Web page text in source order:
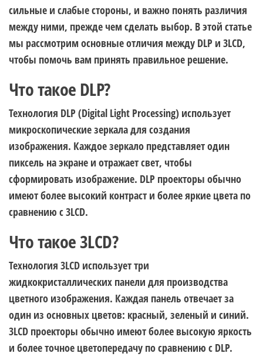
сильные и слабые стороны, и важно понять различия
между ними, прежде чем сделать выбор. В этой статье
мы рассмотрим основные отличия между DLP и 3LCD,
чтобы помочь вам принять правильное решение.
Что такое DLP?
Технология DLP (Digital Light Processing) использует
микроскопические зеркала для создания
изображения. Каждое зеркало представляет один
пиксель на экране и отражает свет, чтобы
сформировать изображение. DLP проекторы обычно
имеют более высокий контраст и более яркие цвета по
сравнению с 3LCD.
Что такое 3LCD?
Технология 3LCD использует три
жидкокристаллических панели для производства
цветного изображения. Каждая панель отвечает за
один из основных цветов: красный, зеленый и синий.
3LCD проекторы обычно имеют более высокую яркость
и более точное цветопередачу по сравнению с DLP.